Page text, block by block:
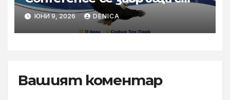
най-силното си
международно издание до
момента
ЮНИ 9, 2026 DENICA
Вашият коментар